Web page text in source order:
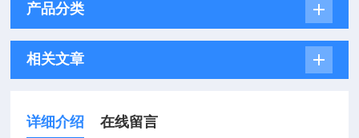
产品分类
相关文章
详细介绍 在线留言